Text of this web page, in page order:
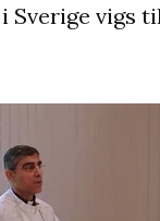
Sverige vigs